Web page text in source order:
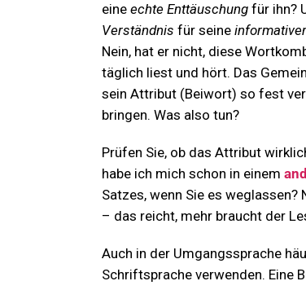
eine echte Enttäuschungfür ihn?
Verständnis für seine
Nein, hat er nicht, diese
täglich liest und hört. Das
sein Attribut (Beiwort) so fest
bringen. Was also tun?
Prüfen Sie, ob das Attribut
habe ich mich schon in einem
Satzes, wenn Sie es weglassen?
– das reicht, mehr braucht der
Auch in der Umgangssprache
Schriftsprache verwenden. Eine